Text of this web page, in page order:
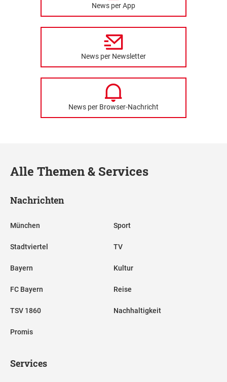
News per App
News per Newsletter
News per Browser-Nachricht
Alle Themen & Services
Nachrichten
München
Stadtviertel
Bayern
FC Bayern
TSV 1860
Promis
Sport
TV
Kultur
Reise
Nachhaltigkeit
Services